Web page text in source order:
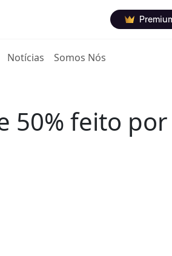
Notícias Somos Nós
50% feito por